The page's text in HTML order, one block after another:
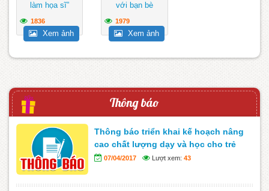
làm họa sĩ”
1836
Xem ảnh
với bạn bè
1979
Xem ảnh
Thông báo
Thông báo triển khai kế hoạch nâng
cao chất lượng dạy và học cho trẻ
07/04/2017 Lượt xem: 43